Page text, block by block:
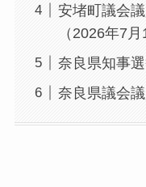
安堵町議会
（2026年7
奈良県知事
奈良県議会